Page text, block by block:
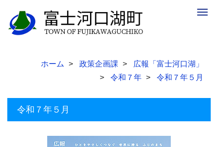
ホーム 政策企画課
広報「富士河口湖」
令和７年
令和７年５月
令和７年５月